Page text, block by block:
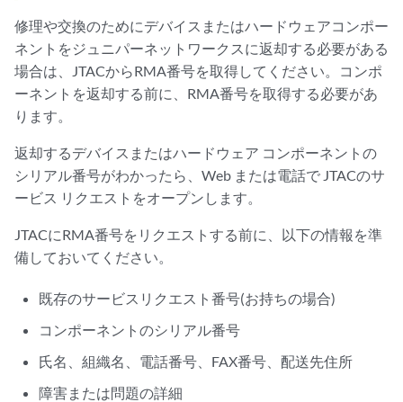
修理や交換のためにデバイスまたはハードウェアコンポー
ネントをジュニパーネットワークスに返却する必要がある
場合は、JTACからRMA番号を取得してください。コンポ
ーネントを返却する前に、RMA番号を取得する必要があ
ります。
返却するデバイスまたはハードウェア コンポーネントの
シリアル番号がわかったら、Web または電話で JTACのサ
ービス リクエストをオープンします。
JTACにRMA番号をリクエストする前に、以下の情報を準
備しておいてください。
既存のサービスリクエスト番号(お持ちの場合)
コンポーネントのシリアル番号
氏名、組織名、電話番号、FAX番号、配送先住所
障害または問題の詳細